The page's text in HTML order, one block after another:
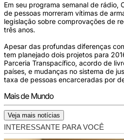
Em seu programa semanal de rádio,
de pessoas morreram vítimas de
legislação sobre comprovações de
três anos.
Apesar das profundas diferenças
tem planejado dois projetos para
Parceria Transpacífico, acordo de
países, e mudanças no sistema de
taxa de pessoas encarceradas por
Mais de Mundo
Veja mais notícias